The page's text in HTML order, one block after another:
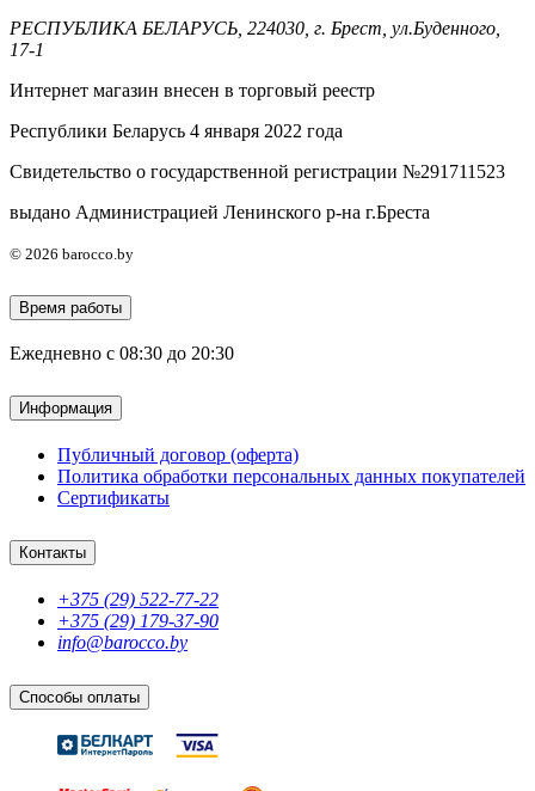
РЕСПУБЛИКА БЕЛАРУСЬ, 224030, г. Брест, ул.Буденного,
17-1
Интернет магазин внесен в торговый реестр
Республики Беларусь 4 января 2022 года
Свидетельство о государственной регистрации №291711523
выдано Администрацией Ленинского р-на г.Бреста
© 2026 barocco.by
Время работы
Ежедневно с 08:30 до 20:30
Информация
Публичный договор (оферта)
Политика обработки персональных данных покупателей
Сертификаты
Контакты
+375 (29) 522-77-22
+375 (29) 179-37-90
info@barocco.by
Способы оплаты